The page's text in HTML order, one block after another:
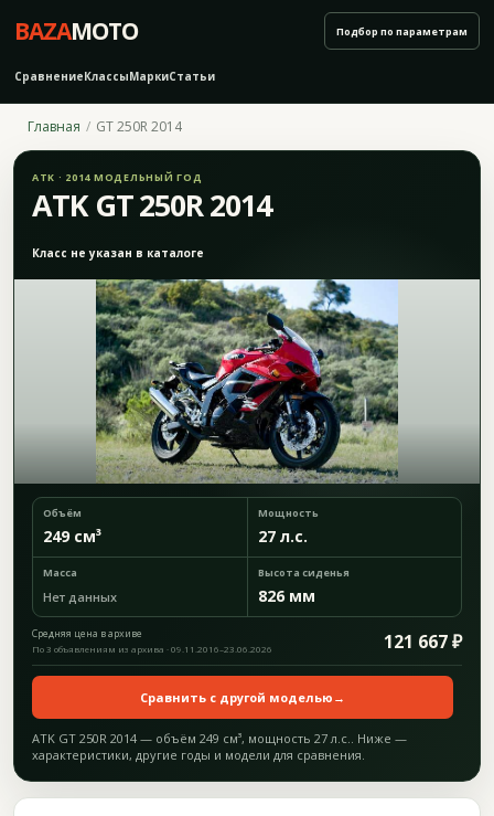
BAZAMOTO
СравнениеКлассыМаркиСтатьи
Подбор по параметрам
Главная GT 250R 2014
ATK · 2014 МОДЕЛЬНЫЙ ГОД
ATK GT 250R 2014
Класс не указан в каталоге
Объём
249 см³
Мощность
27 л.с.
Масса
Нет данных
Высота сиденья
826 мм
Средняя цена в архиве 121 667 ₽
По 3 объявлениям из архива · 09.11.2016–23.06.2026
Сравнить с другой моделью →
ATK GT 250R 2014 — объём 249 см³, мощность 27 л.с.. Ниже —
характеристики, другие годы и модели для сравнения.